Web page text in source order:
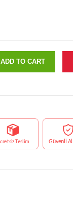
ADD TO CART